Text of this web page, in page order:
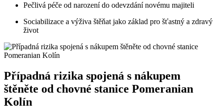
Pečlivá péče od narození​ do odevzdání⁤ novému majiteli
Sociabilizace a⁤ výživa štěňat jako základ pro šťastný a zdravý
život
Případná rizika spojená ⁤s nákupem
štěněte od chovné stanice Pomeranian
Kolín